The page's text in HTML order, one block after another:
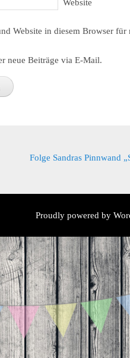
Website
Website in diesem Browser
neue Beiträge via E-Mail.
Folge Sandras Pinnwand
Proudly powered by